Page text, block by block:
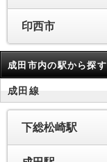
印西市
成田市内の駅から探す
成田線
下総松崎駅